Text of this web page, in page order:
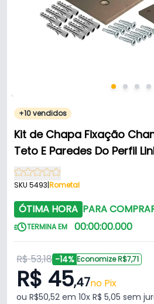
+10 vendidos
Kit de Chapa Fixação
Teto E Paredes Do Perfil
SKU 5493|Rometal
ÓTIMA HORA PARA
TERMINA EM 00:00:00.000
R$ 53,18 -14% Economize R$7,71
R$ 45,47no Pix
ou R$50,52 em 10x R$ 5,05 sem